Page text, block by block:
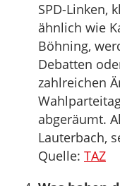
SPD-Linken,
ähnlich wie
Böhning,
Debatten
zahlreichen
abgeräumt.
Lauterbach,
Quelle: TAZ